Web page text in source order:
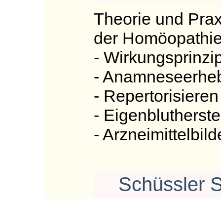
Theorie und
der
-
-
- Repertorisieren
-
-
Schüssler